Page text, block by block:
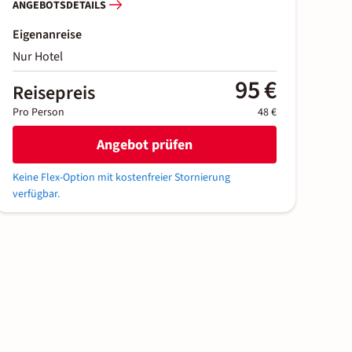
ANGEBOTSDETAILS
Eigenanreise
Nur Hotel
Reisepreis 95 €
Pro Person 48 €
Angebot prüfen
Keine Flex-Option mit kostenfreier Stornierung
verfügbar.